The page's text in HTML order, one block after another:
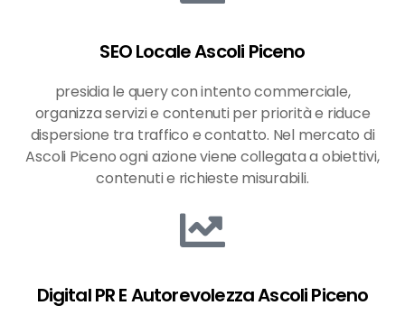
SEO Locale Ascoli Piceno
presidia le query con intento commerciale,
organizza servizi e contenuti per priorità e riduce
dispersione tra traffico e contatto. Nel mercato di
Ascoli Piceno ogni azione viene collegata a obiettivi,
contenuti e richieste misurabili.
Digital PR E Autorevolezza Ascoli Piceno